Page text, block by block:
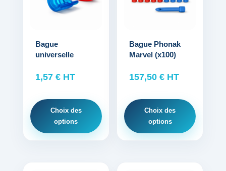
Bague
universelle
1,57 € HT
Choix des
options
plusieurs
variations.
options
peuvent
choisies
la
page
Bague Phonak
Marvel (x100)
157,50€ HT
Choix des
options
plusieurs
options
peuvent
choisies
la
page